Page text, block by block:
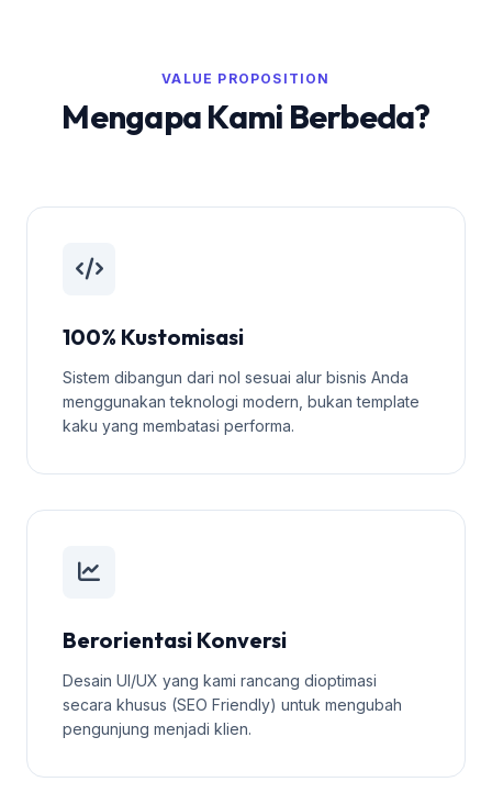
VALUE PROPOSITION
Mengapa Kami Berbeda?
100% Kustomisasi
Sistem dibangun dari nol sesuai alur bisnis Anda
menggunakan teknologi modern, bukan template
kaku yang membatasi performa.
Berorientasi Konversi
Desain UI/UX yang kami rancang dioptimasi
secara khusus (SEO Friendly) untuk mengubah
pengunjung menjadi klien.